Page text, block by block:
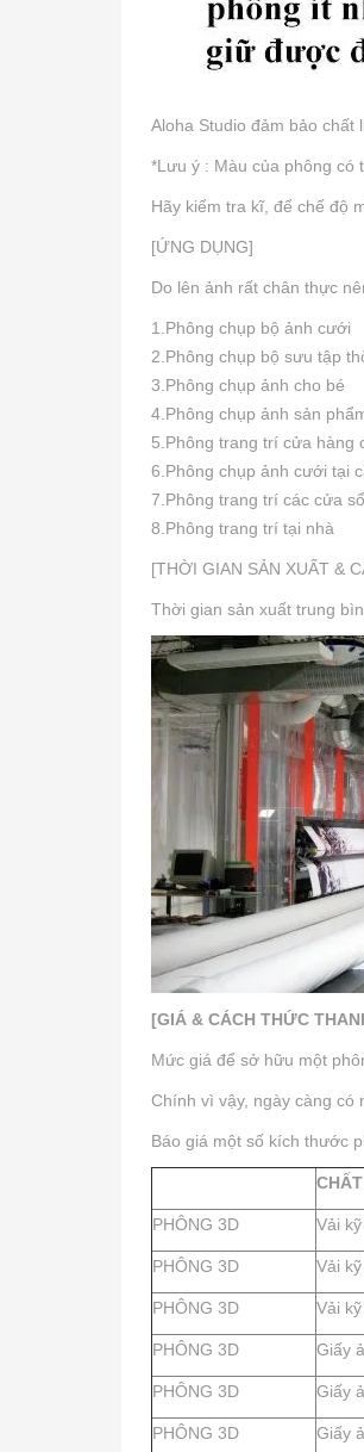
Aloha Studio đảm bảo chất
*Lưu ý : Màu của phông có
Hãy kiểm tra kĩ, để chế độ
[ỨNG DỤNG]
Do lên ảnh rất chân thực
1.Phông chụp bộ ảnh cưới
2.Phông chụp bộ sưu tập
3.Phông chụp ảnh cho bé
4.Phông chụp ảnh sản
5.Phông trang trí cửa hàng
6.Phông chụp ảnh cưới tại
7.Phông trang trí các cửa
8.Phông trang trí tại nhà
[THỜI GIAN SẢN XUẤT &
Thời gian sản xuất trung
[GIÁ & CÁCH THỨC
Mức giá để sở hữu một
Chính vì vậy, ngày càng có
Báo giá một số kích thước
PHÔNG 3D Vải
PHÔNG 3D Vải
PHÔNG 3D Vải
PHÔNG 3D Giấy
PHÔNG 3D Giấy
PHÔNG 3D Giấy